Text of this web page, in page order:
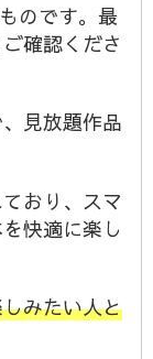
のです。最
確認くださ
見放題作品
おり、スマ
快適に楽し
みたい人と